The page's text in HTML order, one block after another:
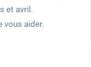
et avril.
vous aider.